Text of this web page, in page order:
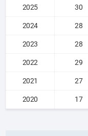
2025 30
2024 28
2023 28
2022 29
2021 27
2020 17